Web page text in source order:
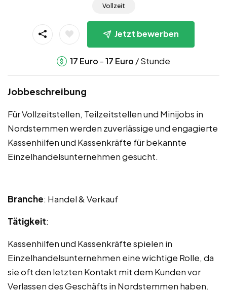
Vollzeit
Jetzt bewerben
17 Euro -17 Euro / Stunde
Jobbeschreibung
Für Vollzeitstellen, Teilzeitstellen und Minijobs in
Nordstemmen werden zuverlässige und engagierte
Kassenhilfen und Kassenkräfte für bekannte
Einzelhandelsunternehmen gesucht.
Branche: Handel & Verkauf
Tätigkeit:
Kassenhilfen und Kassenkräfte spielen in
Einzelhandelsunternehmen eine wichtige Rolle, da
sie oft den letzten Kontakt mit dem Kunden vor
Verlassen des Geschäfts in Nordstemmen haben.